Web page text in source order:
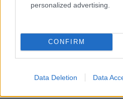
personalized advertising.
CONFIRM
Data Deletion Data
Τροχαίο ατύχημα για τον
ενημερώσω μόλις είμαι
06.08.2026